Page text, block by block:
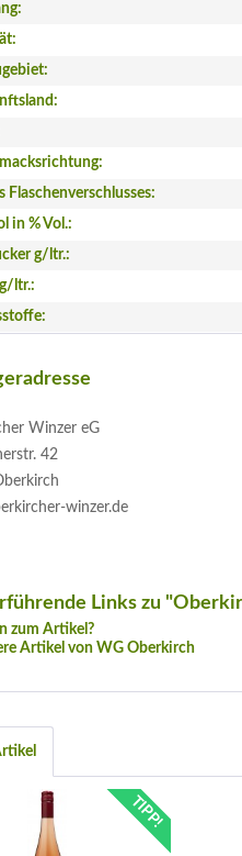
Flaschenverschlusses:
in % Vol.:
g/ltr.:
ltr.:
Winzer eG
42
winzer.de
Links zu
zum Artikel?
Artikel von WG Oberkirch
TIPP!